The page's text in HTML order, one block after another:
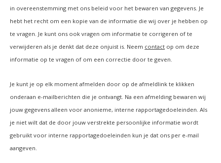
in overeenstemming met ons beleid voor het bewaren van gegevens. Je
hebt het recht om een kopie van de informatie die wij over je hebben op
te vragen. Je kunt ons ook vragen om informatie te corrigeren of te
verwijderen als je denkt dat deze onjuist is. Neem contact op om deze
informatie op te vragen of om een correctie door te geven.
Je kunt je op elk moment afmelden door op de afmeldlink te klikken
onderaan e-mailberichten die je ontvangt. Na een afmelding bewaren wij
jouw gegevens alleen voor anonieme, interne rapportagedoeleinden. Als
je niet wilt dat de door jouw verstrekte persoonlijke informatie wordt
gebruikt voor interne rapportagedoeleinden kun je dat ons per e-mail
aangeven.